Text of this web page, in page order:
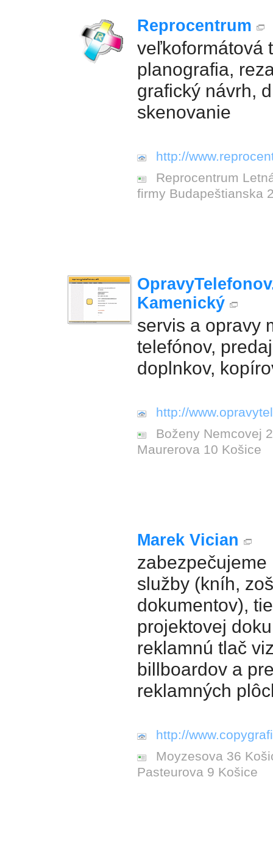
Reprocentrum
veľkoformátová
planografia,
grafický návrh,
skenovanie
http://
Reprocentrum
firmy Budapeštianska
Kamenický
servis a opravy
telefónov,
doplnkov,
http://
Boženy Nemcovej
Maurerova 10 Košice
Marek Vician
služby (kníh,
dokumentov),
projektovej
reklamnú tlač
billboardov a
reklamných
http://
Moyzesova 36
Pasteurova 9 Košice